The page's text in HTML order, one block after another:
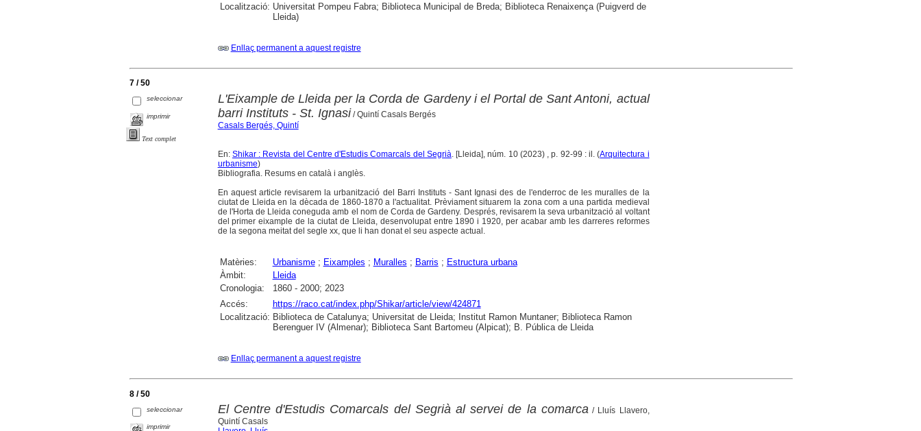
Localització: Universitat Pompeu Fabra; Biblioteca Municipal de Breda; Biblioteca Renaixença (Puigverd de
Lleida)
Enllaç permanent a aquest registre
7 / 50
seleccionar
imprimir
Text complet
L'Eixample de Lleida per la Corda de Gardeny i el Portal de Sant Antoni, actual
barri Instituts - St. Ignasi/ Quintí Casals Bergés
Casals Bergés, Quintí
En: Shikar : Revista del Centre d'Estudis Comarcals del Segrià . [Lleida], núm. 10 (2023) , p. 92-99 : il. (Arquitectura i
urbanisme)
Bibliografia. Resums en català i anglès.
En aquest article revisarem la urbanització del Barri Instituts - Sant Ignasi des de l'enderroc de les muralles de la
ciutat de Lleida en la dècada de 1860-1870 a l'actualitat. Prèviament situarem la zona com a una partida medieval
de l'Horta de Lleida coneguda amb el nom de Corda de Gardeny. Després, revisarem la seva urbanització al voltant
del primer eixample de la ciutat de Lleida, desenvolupat entre 1890 i 1920, per acabar amb les darreres reformes
de la segona meitat del segle xx, que li han donat el seu aspecte actual.
Matèries: Urbanisme; Eixamples ; Muralles ; Barris ; Estructura urbana
Àmbit:
Lleida
Cronologia:
1860 - 2000; 2023
Accés:
https://raco.cat/index.php/Shikar/article/view/424871
Localització: Biblioteca de Catalunya; Universitat de Lleida; Institut Ramon Muntaner; Biblioteca Ramon
Berenguer IV (Almenar); Biblioteca Sant Bartomeu (Alpicat); B. Pública de Lleida
Enllaç permanent a aquest registre
8 / 50
seleccionar
imprimir
El Centre d'Estudis Comarcals del Segrià al servei de la comarca / Lluís Llavero,
Quintí Casals